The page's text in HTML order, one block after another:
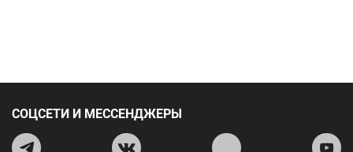
СОЦСЕТИ И МЕССЕНДЖЕРЫ